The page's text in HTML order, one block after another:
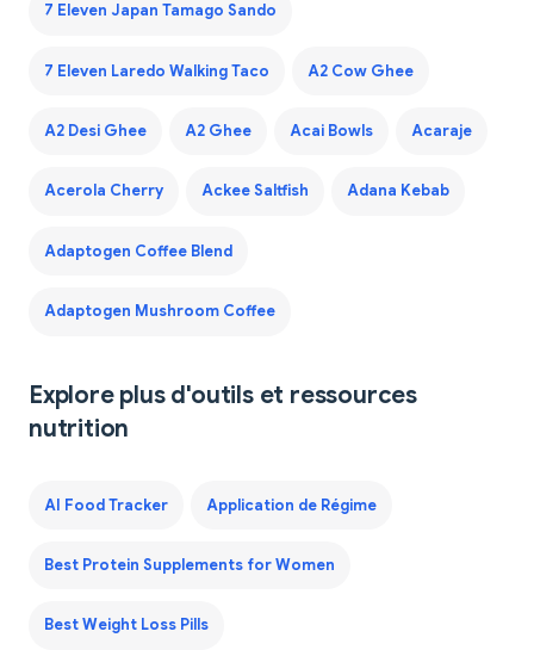
7 Eleven Japan Tamago Sando
7 Eleven Laredo Walking Taco A2 Cow Ghee
A2 Desi Ghee A2 Ghee Acai Bowls Acaraje
Acerola Cherry Ackee Saltfish Adana Kebab
Adaptogen Coffee Blend
Adaptogen Mushroom Coffee
Explore plus d'outils et ressources
nutrition
AI Food Tracker Application de Régime
Best Protein Supplements for Women
Best Weight Loss Pills